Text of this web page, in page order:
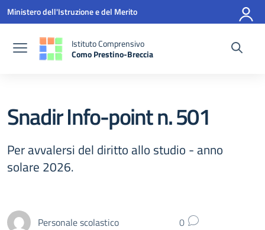
Vai ai contenuti
Vai al menu di navigazione
Vai al footer
Ministero dell'Istruzione e del Merito
Istituto Comprensivo
Como Prestino-Breccia
Snadir Info-point n. 501
Per avvalersi del diritto allo studio - anno
solare 2026.
Personale scolastico 0